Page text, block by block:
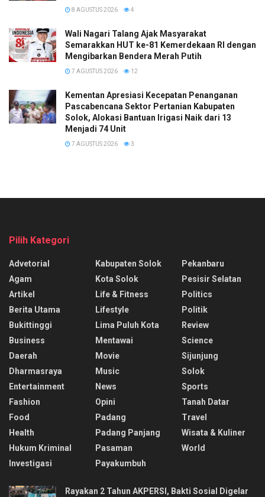
8 AGUSTUS 2026 4
Wali Nagari Talang Ajak Masyarakat
Semarakkan HUT ke-81 Kemerdekaan RI dengan
Mengibarkan Bendera Merah Putih
7 AGUSTUS 2026 12
Kementan Apresiasi Kecepatan Penanganan
Pascabencana Sektor Pertanian Kabupaten
Solok, Alokasi Bantuan Irigasi Naik dari 13
Menjadi 74 Unit
7 AGUSTUS 2026 3
Pilih Kategori
Advetorial
Agam
Artikel
Berita Utama
Bukittinggi
Business
Daerah
Dharmasraya
Entertainment
Fashion
Food
Health
Hukum Kriminal
Investigasi
Kabupaten Solok
Kota Solok
Life & Fitness
Lifestyle
Lima Puluh Kota
Mentawai
Movie
Music
News
Opini
Padang
Padang Panjang
Pasaman
Payakumbuh
Pekanbaru
Pesisir Selatan
Politics
Politik
Review
Science
Sijunjung
Solok
Sports
Tanah Datar
Travel
Wisata & Kuliner
World
Rayakan 2 Tahun AKPERSI, Bakti Sosial Digelar